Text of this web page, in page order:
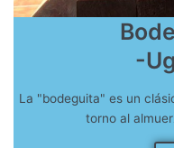
-
La "bodeguita" es un
torno al